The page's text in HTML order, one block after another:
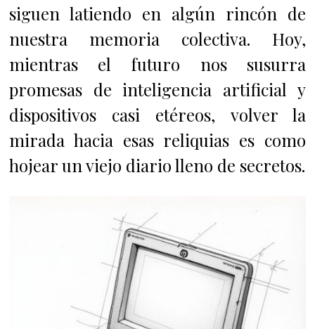
siguen latiendo en algún rincón de
nuestra memoria colectiva. Hoy,
mientras el futuro nos susurra
promesas de inteligencia artificial y
dispositivos casi etéreos, volver la
mirada hacia esas reliquias es como
hojear un viejo diario lleno de secretos.